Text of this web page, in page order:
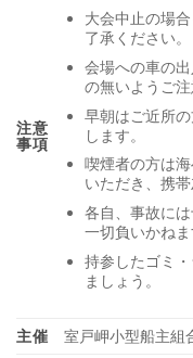
注意
事項
大会中止の場
了承ください。
会場への車の
の無いようご注
早朝はご近所
します。
喫煙者の方は
いただき、携
各自、事故に
一切負いかねま
持参したゴミ
ましょう。
主催 室戸岬小型船主組